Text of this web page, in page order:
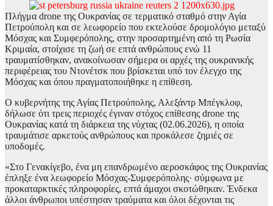
Πλήγμα drone της Ουκρανίας σε τερματικό σταθμό στην Αγία
Πετρούπολη και σε λεωφορείο που εκτελούσε δρομολόγιο μεταξύ
Μόσχας και Συμφερόπολης, στην προσαρτημένη από τη Ρωσία
Κριμαία, στοίχισε τη ζωή σε επτά ανθρώπους ενώ 11
τραυματίσθηκαν, ανακοίνωσαν σήμερα οι αρχές της ουκρανικής
περιφέρειας του Ντονέτσκ που βρίσκεται υπό τον έλεγχο της
Μόσχας και όπου πραγματοποιήθηκε η επίθεση.
Ο κυβερνήτης της Αγίας Πετρούπολης, Αλεξάντρ Μπέγκλοφ,
δήλωσε ότι τρεις περιοχές έγιναν στόχος επίθεσης drone της
Ουκρανίας κατά τη διάρκεια της νύχτας (02.06.2026), η οποία
τραυμάτισε αρκετούς ανθρώπους και προκάλεσε ζημιές σε
υποδομές.
«Στο Γενακίγεβο, ένα μη επανδρωμένο αεροσκάφος της Ουκρανίας
έπληξε ένα λεωφορείο Μόσχας-Συμφερόπολης· σύμφωνα με
προκαταρκτικές πληροφορίες, επτά άμαχοι σκοτώθηκαν. Ένδεκα
άλλοι άνθρωποι υπέστησαν τραύματα και όλοι δέχονται τις